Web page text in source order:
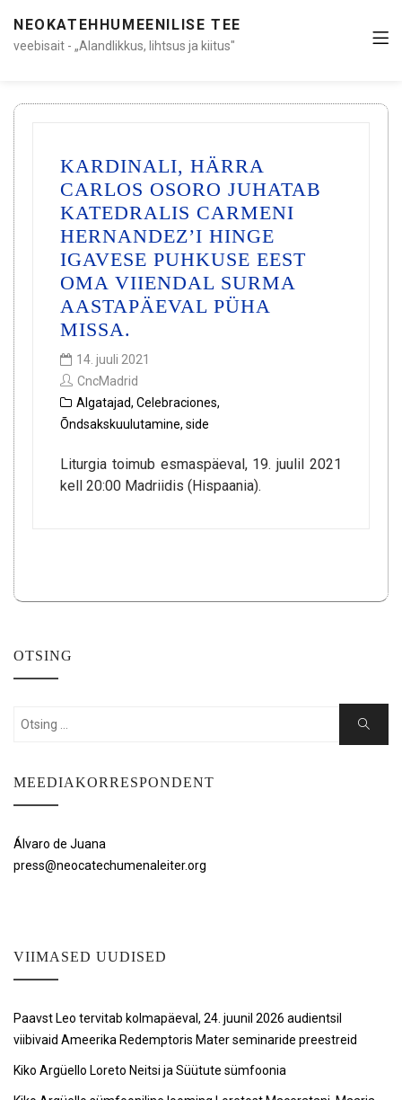
NEOKATEHHUMEENILISE TEE
veebisait - „Alandlikkus, lihtsus ja kiitus"
KARDINALI, HÄRRA
CARLOS OSORO JUHATAB
KATEDRALIS CARMENI
HERNANDEZ’I HINGE
IGAVESE PUHKUSE EEST
OMA VIIENDAL SURMA
AASTAPÄEVAL PÜHA
MISSA.
14. juuli 2021
CncMadrid
Algatajad, Celebraciones,
Õndsakskuulutamine, side
Liturgia toimub esmaspäeval, 19. juulil 2021
kell 20:00 Madriidis (Hispaania).
OTSING
Search
Search
MEEDIAKORRESPONDENT
Álvaro de Juana
press@neocatechumenaleiter.org
VIIMASED UUDISED
Paavst Leo tervitab kolmapäeval, 24. juunil 2026 audientsil
viibivaid Ameerika Redemptoris Mater seminaride preestreid
Kiko Argüello Loreto Neitsi ja Süütute sümfoonia